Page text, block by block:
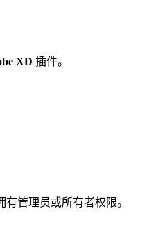
XD 插件。
管理员或所有者权限。